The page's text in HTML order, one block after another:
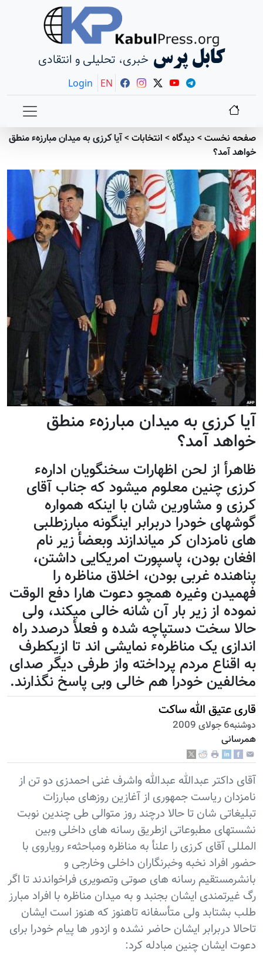
کابل پرس خبری، تحلیلی و انتقادی
Login EN
صفحه نخست> دیدگاه> انتخابات>آیا کرزی به میدان مبارزهء منطق
خواهد آمد؟
آیا کرزی به میدان مبارزهء منطق
خواهد آمد؟
ظاهرأ از لحن اظهارات سخنگویان ادارهء
کرزی چنین معلوم میشود که جناب آقای
کرزی و مشاورین شان با اینکه همواره
گوشهای خودرا دربرابر اینگونه مبارزطلبی
های نامزدان کر میاندازند وبعضأ زیر نام
افغان بودن، پاسپورت امریکایی داشتن،
پناهنده غربی بودن، اخلاق مناظره را
فهمیدن وغیره همچو دعوت هارا دفع الوقت
نموده از زیر بار آن شانه خالی میکند، ولی
حالا سخت دستپاچه شده و فعلأ درصدد راه
اندازی یک مناظرهء نمایشی اند تا ازیکطرف
به اقناع مردم پرداخته واز طرفی دیگر صدای
مخالفین خودرا هم خالی وبی پاسخ نگذارند.
قاری عتیق الله ساکت
دوشنبه6 جولای 2009
همرسانی
آقای داکتر عبدالله عبدالله واشرف غنی احمدزی دو تن از
نامزدان ریاست جمهوری از آغازین روزهای مبارزات
تبلیغاتی شان تا حالا درچند روز متوالی طی چندین نوبت
نشستهای مطبوعاتی ازطریق رسانه های داخلی وبین
المللی آقای کرزی را علنأ به مناظره ومباحثهء رویاروی با
حضور افراد نخبه وخبرنگاران داخلی وخارجی و
بانشرمستقیم رسانه های صوتی وتصویری فراخواندند تا اگر
رگ غیرتمندی ایشان بجنبد و به میدان مناظره با افراد مبارز
طلب بشتابد ولی متأسفانه تاهنوز که هنوز است ایشان
تاحالا دربرابر ایشان حاضر نشده و ازدور ها پیام خودرا برای
دعوت ایشان چنین مبادله کرد: